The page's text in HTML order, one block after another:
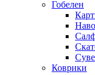
Гобелен
Коврики